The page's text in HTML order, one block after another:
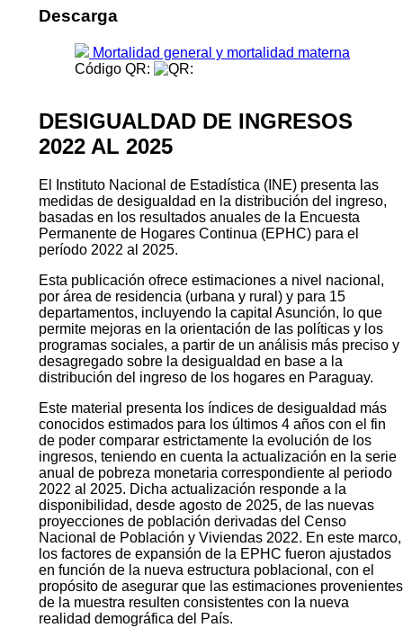
Descarga
Mortalidad general y mortalidad materna
Código QR:
DESIGUALDAD DE INGRESOS
2022 AL 2025
El Instituto Nacional de Estadística (INE) presenta las
medidas de desigualdad en la distribución del ingreso,
basadas en los resultados anuales de la Encuesta
Permanente de Hogares Continua (EPHC) para el
período 2022 al 2025.
Esta publicación ofrece estimaciones a nivel nacional,
por área de residencia (urbana y rural) y para 15
departamentos, incluyendo la capital Asunción, lo que
permite mejoras en la orientación de las políticas y los
programas sociales, a partir de un análisis más preciso y
desagregado sobre la desigualdad en base a la
distribución del ingreso de los hogares en Paraguay.
Este material presenta los índices de desigualdad más
conocidos estimados para los últimos 4 años con el fin
de poder comparar estrictamente la evolución de los
ingresos, teniendo en cuenta la actualización en la serie
anual de pobreza monetaria correspondiente al periodo
2022 al 2025. Dicha actualización responde a la
disponibilidad, desde agosto de 2025, de las nuevas
proyecciones de población derivadas del Censo
Nacional de Población y Viviendas 2022. En este marco,
los factores de expansión de la EPHC fueron ajustados
en función de la nueva estructura poblacional, con el
propósito de asegurar que las estimaciones provenientes
de la muestra resulten consistentes con la nueva
realidad demográfica del País.